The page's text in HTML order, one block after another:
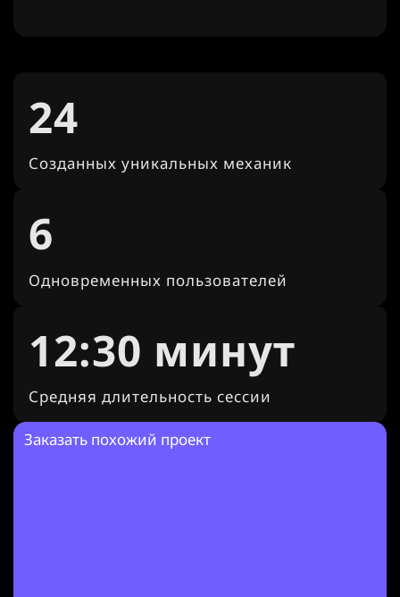
24
Созданных уникальных механик
6
Одновременных пользователей
12:30 минут
Средняя длительность сессии
Заказать похожий проект